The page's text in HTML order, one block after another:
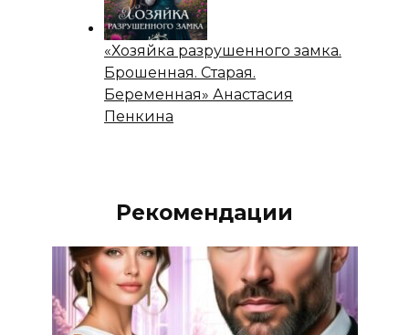
«Хозяйка разрушенного замка.
Брошенная. Старая.
Беременная» Анастасия
Пенкина
Рекомендации